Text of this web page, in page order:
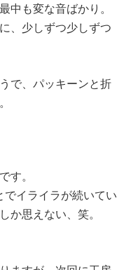
中も変な音ばかり。
、少しずつ少しずつ
で、パッキーンと折
す。
イライラが続いてい
か思えない、笑。